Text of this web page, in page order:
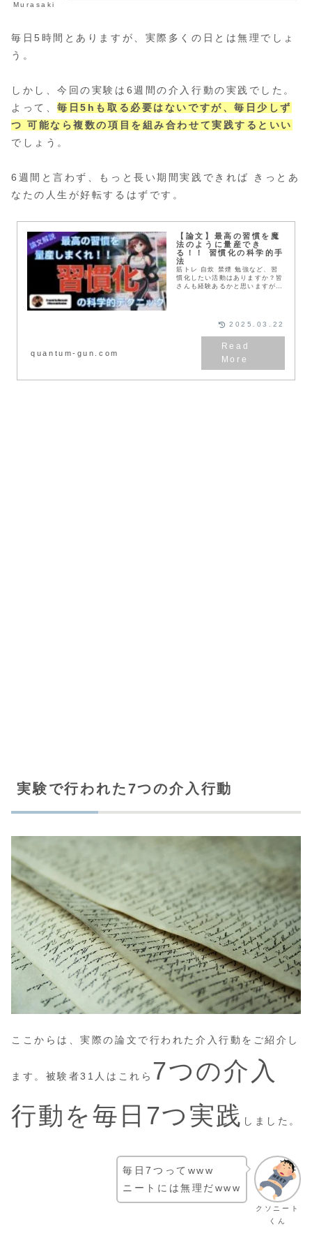
Murasaki
毎日5時間とありますが、実際多くの日とは無理でしょ
う。
しかし、今回の実験は6週間の介入行動の実践でした。
よって、毎日5hも取る必要はないですが、毎日少しず
つ 可能なら複数の項目を組み合わせて実践するといい
でしょう。
6週間と言わず、もっと長い期間実践できれば きっとあ
なたの人生が好転するはずです。
【論文】最高の習慣を魔
法のように量産でき
る！！ 習慣化の科学的手
法
筋トレ 自炊 禁煙 勉強など、習
慣化したい活動はありますか？皆
さんも経験あるかと思いますが、
うな変化が訪れるか? そして、ど
のようにすれば狙った習慣を作り
上げることができるか、解説しま
quantum-gun.com
2025.03.22
実験で行われた7つの介入行動
ここからは、実際の論文で行われた介入行動をご紹介し
ます。被験者31人はこれら 7つの介入
行動を毎日7つ実践 しました。
クソニート
くん
毎日7つってwww
ニートには無理だwww